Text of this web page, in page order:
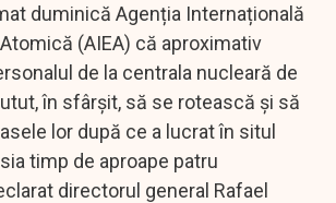
duminică Agenția Internațională
(AIEA) că aproximativ
de la centrala nucleară de
în sfârșit, să se rotească și să
lor după ce a lucrat în situl
timp de aproape patru
directorul general Rafael